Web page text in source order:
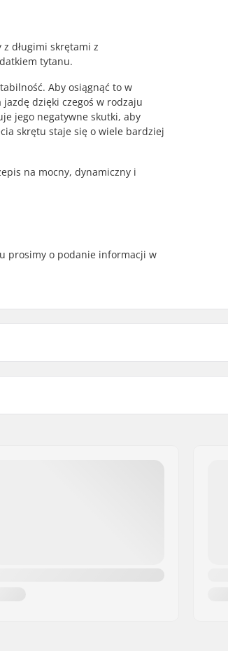
długimi skrętami z
tytanu.
Aby osiągnąć to w
dzięki czegoś w rodzaju
jego negatywne skutki, aby
skrętu staje się o wiele bardziej
na mocny, dynamiczny i
prosimy o podanie informacji w
Materiał rdzenia: Titanal
Wiązania: